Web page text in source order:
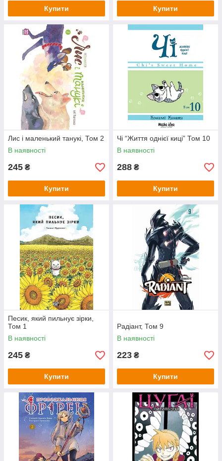
Купити Купити
Лис і маленький танукі, Том 2
В наявності
245 ₴
Купити
Чi “Життя однієї киці” Том 10
В наявності
288 ₴
Купити
Песик, який пильнує зірки,
Том 1
В наявності
245 ₴
Купити
Радіант, Том 9
В наявності
223 ₴
Купити